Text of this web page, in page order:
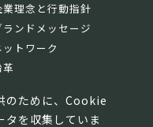
のために、Cookie
タを収集していま
業理念と行動指針
ランドメッセージ
ットワーク
革